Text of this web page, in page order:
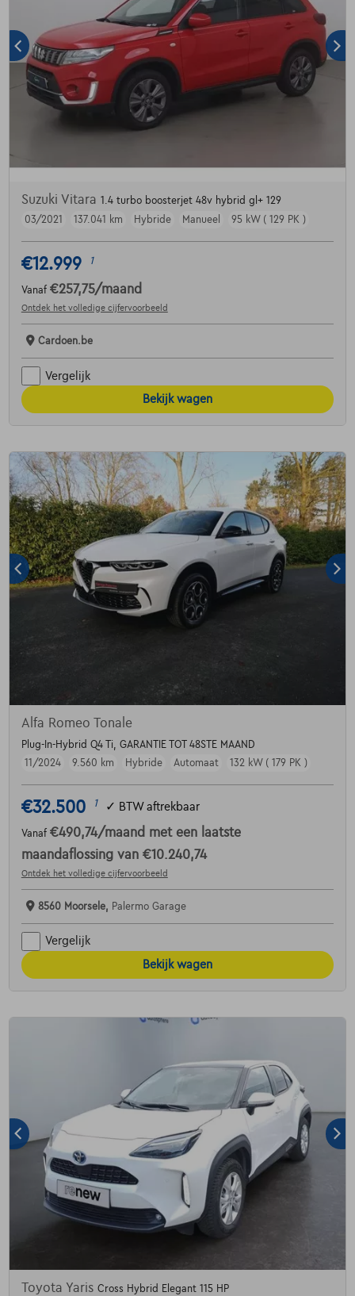
Suzuki Vitara 1.4 turbo boosterjet 48v hybrid gl+ 129
03/2021
137.041 km Hybride Manueel 95 kW ( 129 PK )
€12.999 1
Vanaf €257,75/maand
Ontdek het volledige cijfervoorbeeld
Cardoen.be
Vergelijk
Bekijk wagen
Alfa Romeo Tonale
Plug-In-Hybrid Q4 Ti, GARANTIE TOT 48STE MAAND
11/2024
9.560 km Hybride Automaat 132 kW ( 179 PK )
€32.500 1 ✓ BTW aftrekbaar
Vanaf €490,74/maand met een laatste
maandaflossing van €10.240,74
Ontdek het volledige cijfervoorbeeld
8560 Moorsele, Palermo Garage
Vergelijk
Bekijk wagen
Toyota Yaris Cross Hybrid Elegant 115 HP